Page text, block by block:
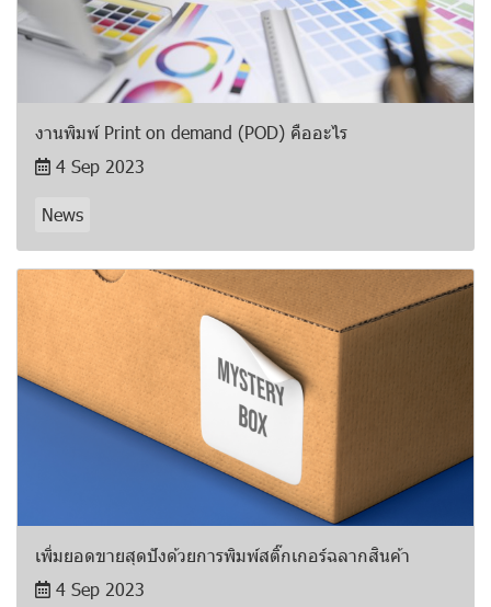
งานพิมพ์ Print on demand (POD) คืออะไร
4 Sep 2023
News
เพิ่มยอดขายสุดปังด้วยการพิมพ์สติ๊กเกอร์ฉลากสินค้า
4 Sep 2023